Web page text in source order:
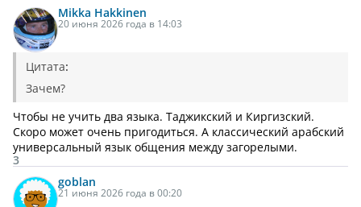
Mikka Hakkinen
20 июня 2026 года в 14:03
Цитата:
Зачем?
Чтобы не учить два языка. Таджикский и Киргизский.
Скоро может очень пригодиться. А классический арабский
универсальный язык общения между загорелыми.
3
goblan
21 июня 2026 года в 00:20